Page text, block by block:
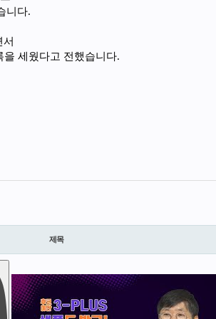
니다.
을 세웠다고 전했습니다.
제목